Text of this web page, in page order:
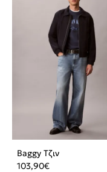
Baggy Τζιν
103,90€